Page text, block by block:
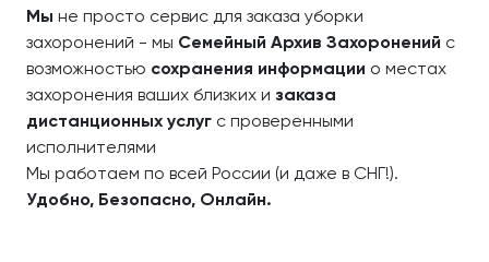
Мы не просто сервис для заказа уборки
захоронений - мы Семейный Архив Захоронений с
возможностью сохранения информации о местах
захоронения ваших близких и заказа
дистанционных услуг с проверенными
исполнителями
Мы работаем по всей России (и даже в СНГ!).
Удобно, Безопасно, Онлайн.